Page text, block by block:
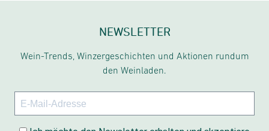
NEWSLETTER
Wein-Trends, Winzergeschichten und Aktionen rundum
den Weinladen.